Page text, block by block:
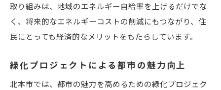
取り組みは、地域のエネルギー自給率を上げるだけでな
く、将来的なエネルギーコストの削減にもつながり、住
民にとっても経済的なメリットをもたらしています。
緑化プロジェクトによる都市の魅力向上
北本市では、都市の魅力を高めるための緑化プロジェク